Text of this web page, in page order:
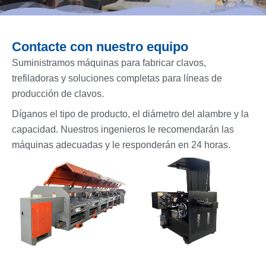
Contacte con nuestro equipo
Suministramos máquinas para fabricar clavos,
trefiladoras y soluciones completas para líneas de
producción de clavos.
Díganos el tipo de producto, el diámetro del alambre y la
capacidad. Nuestros ingenieros le recomendarán las
máquinas adecuadas y le responderán en 24 horas.